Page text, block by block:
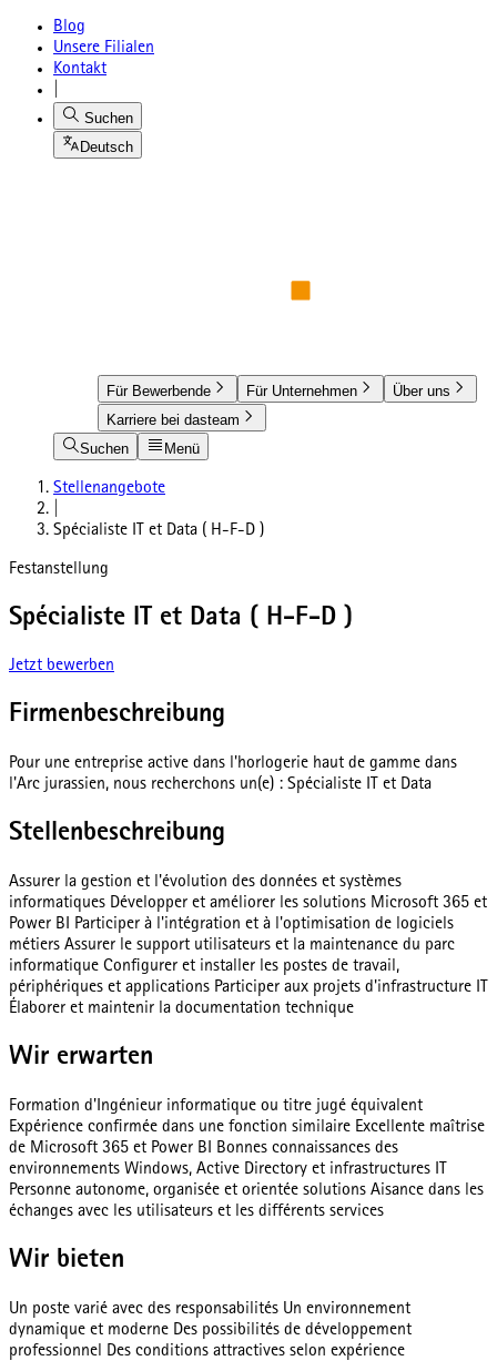
Blog
Unsere Filialen
Kontakt
Suchen
Deutsch
Für Bewerbende Für Unternehmen
Über uns
Karriere bei dasteam
Suchen
Menü
Stellenangebote
Spécialiste IT et Data ( H-F-D )
Festanstellung
Spécialiste IT et Data ( H-F-D )
Jetzt bewerben
Firmenbeschreibung
Pour une entreprise active dans l'horlogerie haut de gamme dans
l'Arc jurassien, nous recherchons un(e) : Spécialiste IT et Data
Stellenbeschreibung
Assurer la gestion et l'évolution des données et systèmes
informatiques Développer et améliorer les solutions Microsoft 365 et
Power BI Participer à l'intégration et à l'optimisation de logiciels
métiers Assurer le support utilisateurs et la maintenance du parc
informatique Configurer et installer les postes de travail,
périphériques et applications Participer aux projets d'infrastructure IT
Élaborer et maintenir la documentation technique
Wir erwarten
Formation d'Ingénieur informatique ou titre jugé équivalent
Expérience confirmée dans une fonction similaire Excellente maîtrise
de Microsoft 365 et Power BI Bonnes connaissances des
environnements Windows, Active Directory et infrastructures IT
Personne autonome, organisée et orientée solutions Aisance dans les
échanges avec les utilisateurs et les différents services
Wir bieten
Un poste varié avec des responsabilités Un environnement
dynamique et moderne Des possibilités de développement
professionnel Des conditions attractives selon expérience